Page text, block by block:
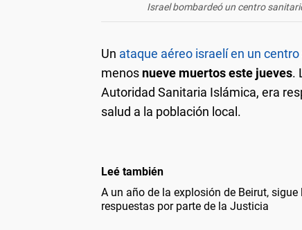
Israel bombardeó un centro
Un ataque aéreo israelí en un
menos nueve muertos este jueves.
Autoridad Sanitaria Islámica, era
salud a la población local.
Leé también
A un año de la explosión de Beirut,
respuestas por parte de la Justicia